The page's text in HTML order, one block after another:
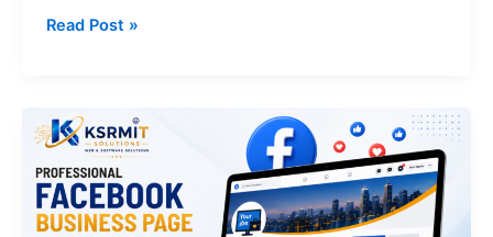
Read Post »
কেন
আপনার
ব্যবসার
জন্য
একটি